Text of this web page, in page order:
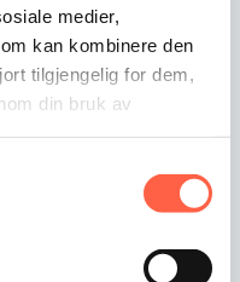
medier,
kan kombinere den
tilgjengelig for dem,
din bruk av